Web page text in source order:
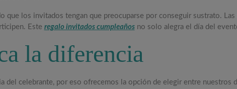
que los invitados tengan que preocuparse por conseguir sustrato.
Este regalo invitados cumpleañosno solo alegra el día del
la diferencia
del celebrante, por eso ofrecemos la opción de elegir entre nuestros